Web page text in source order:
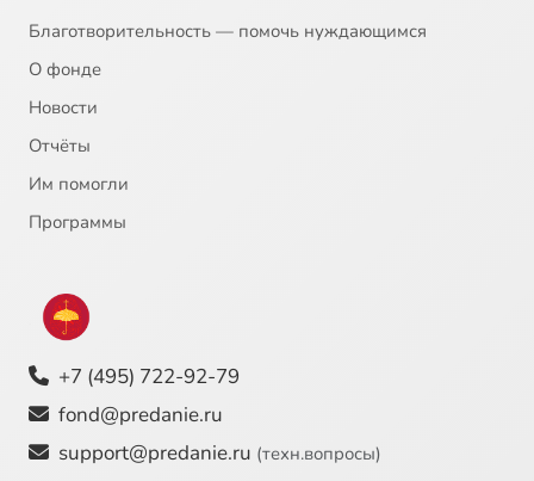
Благотворительность — помочь нуждающимся
О фонде
Новости
Отчёты
Им помогли
Программы
+7 (495) 722-92-79
fond@predanie.ru
support@predanie.ru (техн.вопросы)